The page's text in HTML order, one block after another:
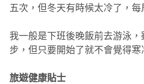
五次，但冬天有時候太冷了，每
我一般是下班後晚飯前去游泳
步，但只要開始了就不會覺得寒
旅遊健康貼士